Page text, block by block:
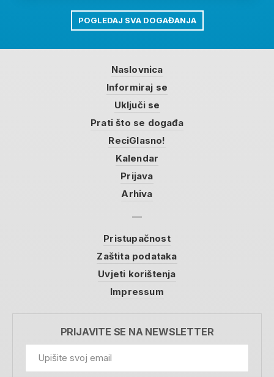
POGLEDAJ SVA DOGAĐANJA
Naslovnica
Informiraj se
Uključi se
Prati što se događa
ReciGlasno!
Kalendar
Prijava
Arhiva
Pristupačnost
Zaštita podataka
Uvjeti korištenja
Impressum
PRIJAVITE SE NA NEWSLETTER